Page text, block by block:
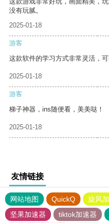
没有玩腻。
2025-01-18
游客
这款软件的学习方式非常灵活，
2025-01-18
游客
梯子神器，ins随便看，美美哒！
2025-01-18
友情链接
网站地图 QuickQ 旋风
坚果加速器
tiktok加速器